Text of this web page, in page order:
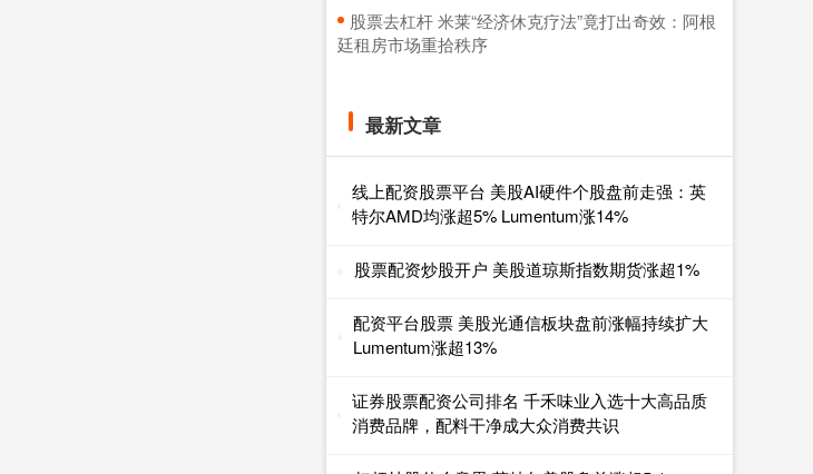
​股票去杠杆 米莱“经济休克疗法”竟打出奇效：阿根
廷租房市场重拾秩序
最新文章
线上配资股票平台 美股AI硬件个股盘前走强：英
特尔AMD均涨超5% Lumentum涨14%
股票配资炒股开户 美股道琼斯指数期货涨超1%
配资平台股票 美股光通信板块盘前涨幅持续扩大
Lumentum涨超13%
证券股票配资公司排名 千禾味业入选十大高品质
消费品牌，配料干净成大众消费共识